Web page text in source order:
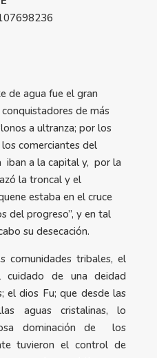
de agua fue el gran
de más
a ultranza; por los
comerciantes del
iban a la capital y, por la
la troncal y el
estaba en el cruce
del progreso”, y en tal
su desecación.
comunidades tribales, el
de una deidad
el dios Fu; que desde las
aguas cristalinas, lo
dominación de los
tuvieron el control de